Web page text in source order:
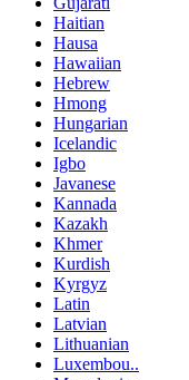
Haitian
Hausa
Hawaiian
Hebrew
Hmong
Hungarian
Icelandic
Igbo
Javanese
Kannada
Kazakh
Khmer
Kurdish
Kyrgyz
Latin
Latvian
Lithuanian
Luxembou..